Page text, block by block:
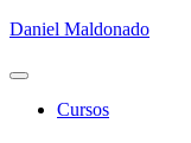
Daniel Maldonado
Cambiar
Cursos